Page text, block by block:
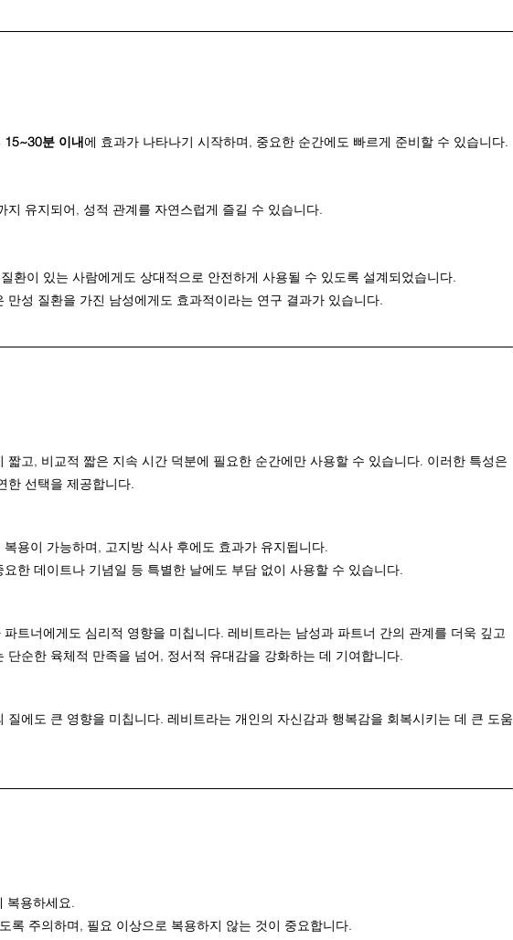
15~30분 이내에 효과가 나타나기 시작하며, 중요한 순간에도 빠르게 준비할 수 있습니다.
지 유지되어, 성적 관계를 자연스럽게 즐길 수 있습니다.
환이 있는 사람에게도 상대적으로 안전하게 사용될 수 있도록 설계되었습니다.
만성 질환을 가진 남성에게도 효과적이라는 연구 결과가 있습니다.
짧고, 비교적 짧은 지속 시간 덕분에 필요한 순간에만 사용할 수 있습니다. 이러한 특성은
한 선택을 제공합니다.
용이 가능하며, 고지방 식사 후에도 효과가 유지됩니다.
한 데이트나 기념일 등 특별한 날에도 부담 없이 사용할 수 있습니다.
트너에게도 심리적 영향을 미칩니다. 레비트라는 남성과 파트너 간의 관계를 더욱 깊고
단순한 육체적 만족을 넘어, 정서적 유대감을 강화하는 데 기여합니다.
질에도 큰 영향을 미칩니다. 레비트라는 개인의 자신감과 행복감을 회복시키는 데 큰 도움
복용하세요.
록 주의하며, 필요 이상으로 복용하지 않는 것이 중요합니다.